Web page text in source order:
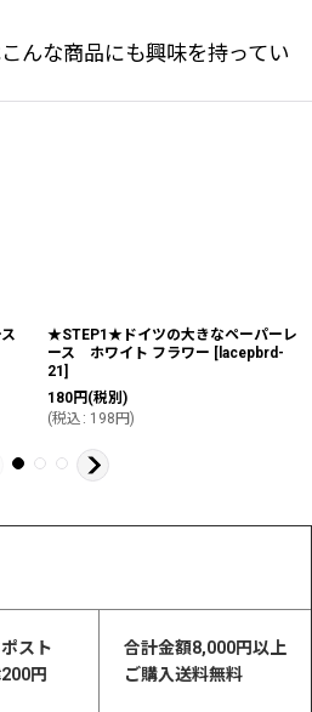
んな商品にも興味を持ってい
ス
★STEP1★ドイツの大きなペーパーレ
ース ホワイト フラワー [ lacepbrd-
21]
180円 (税別)
(税込 : 198円)
ポスト
円
合計金額8,000円以上
ご購入送料無料